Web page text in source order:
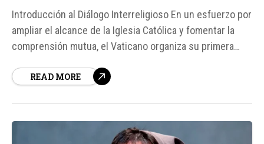
Introducción al Diálogo Interreligioso En un esfuerzo por
ampliar el alcance de la Iglesia Católica y fomentar la
comprensión mutua, el Vaticano organiza su primera
histórico evento, que se llevará a cabo en Corea del Sur
READ MORE